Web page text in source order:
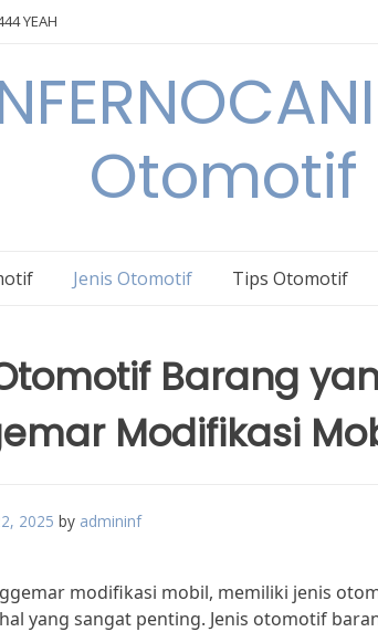
YEAH
Otomotif
Jenis Otomotif Tips Otomotif
Barang
Modifikasi
2025 by admininf
modifikasi mobil, memiliki jenis
yang sangat penting. Jenis otomotif